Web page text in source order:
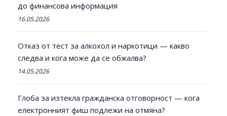
до финансова информация
16.05.2026
Отказ от тест за алкохол и наркотици — какво
следва и кога може да се обжалва?
14.05.2026
Глоба за изтекла гражданска отговорност — кога
електронният фиш подлежи на отмяна?